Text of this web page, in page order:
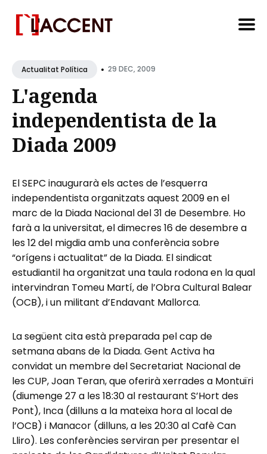
forActualitat Política • 29 DEC, 2009
L'agenda
independentista de la
Diada 2009
El SEPC inaugurarà els actes de l’esquerra
independentista organitzats aquest 2009 en el
marc de la Diada Nacional del 31 de Desembre. Ho
farà a la universitat, el dimecres 16 de desembre a
les 12 del migdia amb una conferència sobre
“orígens i actualitat” de la Diada. El sindicat
estudiantil ha organitzat una taula rodona en la qual
intervindran Tomeu Martí, de l’Obra Cultural Balear
(OCB), i un militant d’Endavant Mallorca.
La següent cita està preparada pel cap de
setmana abans de la Diada. Gent Activa ha
convidat un membre del Secretariat Nacional de
les CUP, Joan Teran, que oferirà xerrades a Montuïri
(diumenge 27 a les 18:30 al restaurant S’Hort des
Pont), Inca (dilluns a la mateixa hora al local de
l’OCB) i Manacor (dilluns, a les 20:30 al Cafè Can
Lliro). Les conferències serviran per presentar el